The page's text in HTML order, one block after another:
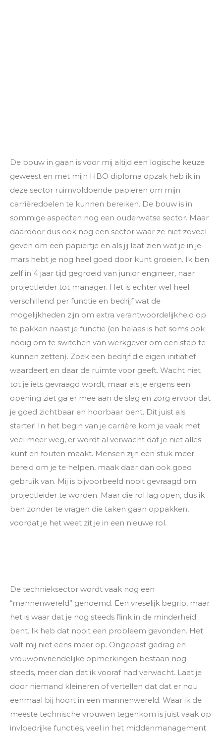
De bouw in gaan is voor mij altijd een logische keuze
geweest en met mijn HBO diploma opzak heb ik in
deze sector ruimvoldoende papieren om mijn
carrièredoelen te kunnen bereiken. De bouw is in
sommige aspecten nog een ouderwetse sector. Maar
daardoor dus ook nog een sector waar ze niet zoveel
geven om een papiertje en als jij laat zien wat je in je
mars hebt je nog heel goed door kunt groeien. Ik ben
zelf in 4 jaar tijd gegroeid van junior engineer, naar
projectleider tot manager. Het is echter wel heel
verschillend per functie en bedrijf wat de
mogelijkheden zijn om extra verantwoordelijkheid op
te pakken naast je functie (en helaas is het soms ook
nodig om te switchen van werkgever om een stap te
kunnen zetten). Zoek een bedrijf die eigen initiatief
waardeert en daar de ruimte voor geeft. Wacht niet
tot je iets gevraagd wordt, maar als je ergens een
opening ziet ga er mee aan de slag en zorg ervoor dat
je goed zichtbaar en hoorbaar bent. Dit juist als
starter! In het begin van je carrière kom je vaak met
veel meer weg, er wordt al verwacht dat je niet alles
kunt en fouten maakt. Mensen zijn een stuk meer
bereid om je te helpen, maak daar dan ook goed
gebruik van. Mij is bijvoorbeeld nooit gevraagd om
projectleider te worden. Maar die rol lag open, dus ik
ben zonder te vragen die taken gaan oppakken,
voordat je het weet zit je in een nieuwe rol.
De technieksector wordt vaak nog een
“mannenwereld” genoemd. Een vreselijk begrip, maar
het is waar dat je nog steeds flink in de minderheid
bent. Ik heb dat nooit een probleem gevonden. Het
valt mij niet eens meer op. Ongepast gedrag en
vrouwonvriendelijke opmerkingen bestaan nog
steeds, meer dan dat ik vooraf had verwacht. Laat je
door niemand kleineren of vertellen dat dat er nou
eenmaal bij hoort in een mannenwereld. Waar ik de
meeste technische vrouwen tegenkom is juist vaak op
invloedrijke functies, veel in het middenmanagement.